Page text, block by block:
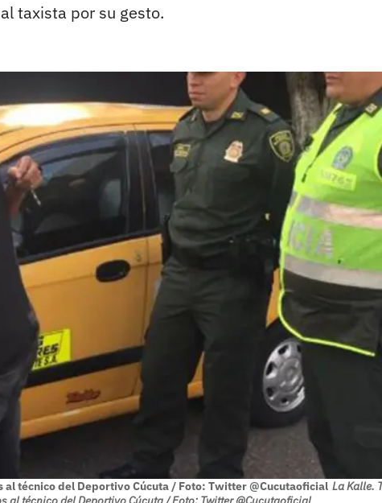
taxista por su gesto.
técnico del Deportivo Cúcuta / Foto: Twitter @Cucutaoficial La Kalle.